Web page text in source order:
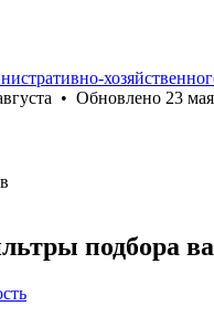
• Обновлено 23 мая
подбора